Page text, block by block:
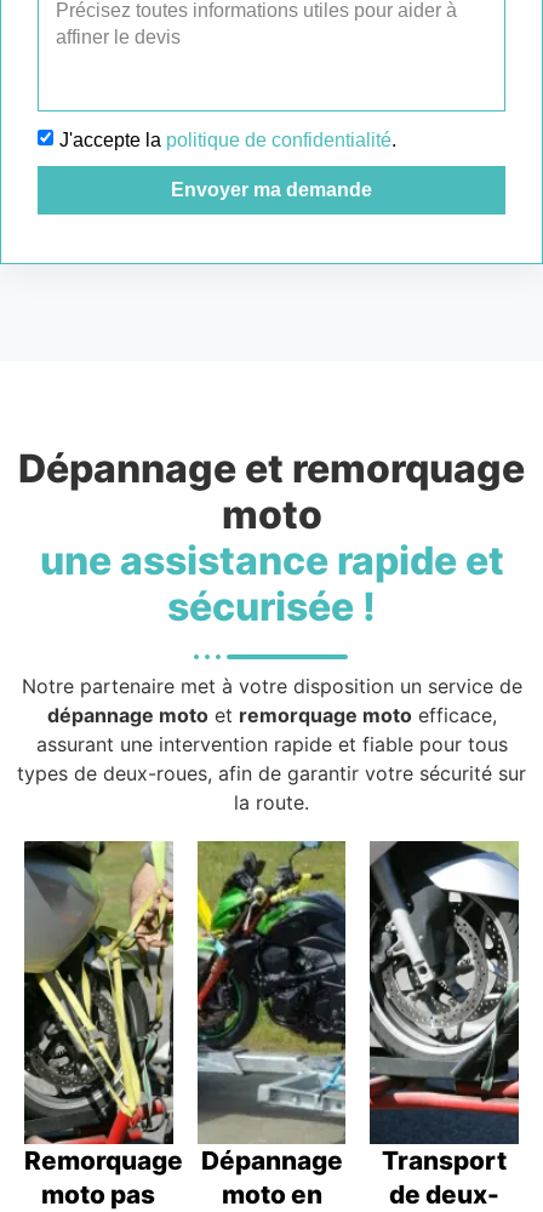
J'accepte la politique de confidentialité.
Envoyer ma demande
Dépannage et remorquage
moto
une assistance rapide et
sécurisée !
Notre partenaire met à votre disposition un service de
dépannage motoet remorquage motoefficace,
assurant une intervention rapide et fiable pour tous
types de deux-roues, afin de garantir votre sécurité sur
la route.
Remorquage
moto pas
Dépannage
moto en
Transport
de deux-